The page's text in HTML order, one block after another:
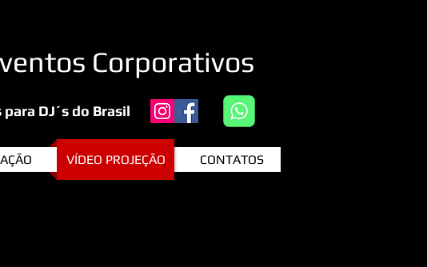
Corporativos
DJ´s do Brasil
VÍDEO PROJEÇÃO CONTATOS